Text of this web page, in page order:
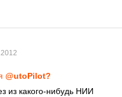
@utoPilot?
из какого-нибудь НИИ